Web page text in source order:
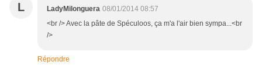
L LadyMilonguera 08/01/2014 08:57
<br /> Avec la pâte de Spéculoos, ça m'a l'air bien sympa...<br
/>
Répondre